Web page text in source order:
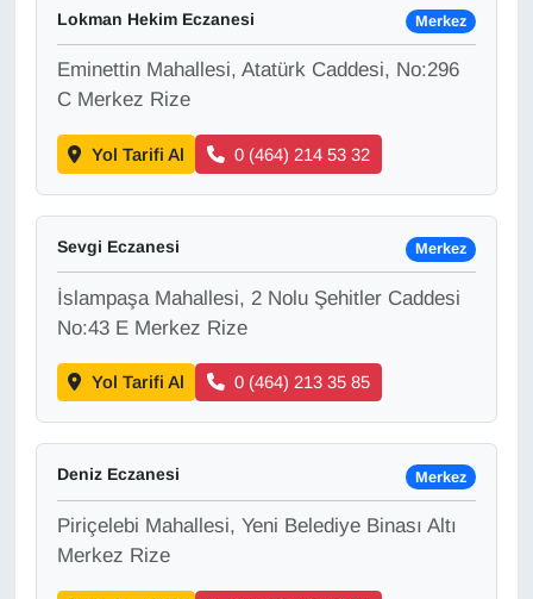
Lokman Hekim Eczanesi Merkez
Eminettin Mahallesi, Atatürk Caddesi, No:296
C Merkez Rize
Yol Tarifi Al 0 (464) 214 53 32
Sevgi Eczanesi Merkez
İslampaşa Mahallesi, 2 Nolu Şehitler Caddesi
No:43 E Merkez Rize
Yol Tarifi Al 0 (464) 213 35 85
Deniz Eczanesi Merkez
Piriçelebi Mahallesi, Yeni Belediye Binası Altı
Merkez Rize
Kadın
Kültür & Sanat
KURDÎ
MAGAZİN
MEDYA
POLİTİKA